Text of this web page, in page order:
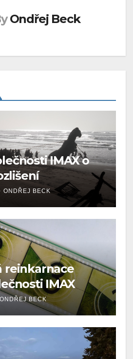
Ondřej Beck
IMAX o
ONDŘEJ BECK
reinkarnace
IMAX
ONDŘEJ BECK